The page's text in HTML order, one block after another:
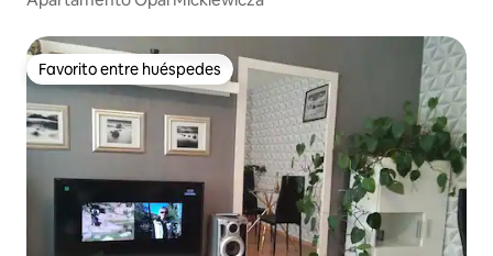
Favorito entre huéspedes
Favorito entre huéspedes